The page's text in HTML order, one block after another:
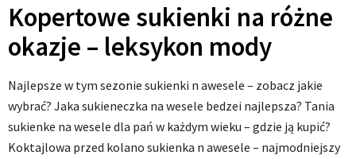
Kopertowe sukienki na różne
okazje – leksykon mody
Najlepsze w tym sezonie sukienki n awesele – zobacz jakie
wybrać? Jaka sukieneczka na wesele bedzei najlepsza? Tania
sukienke na wesele dla pań w każdym wieku – gdzie ją kupić?
Koktajlowa przed kolano sukienka n awesele – najmodniejszy